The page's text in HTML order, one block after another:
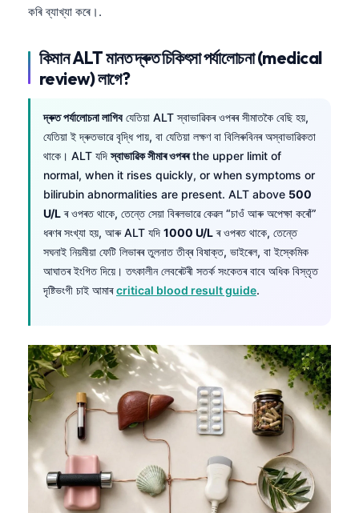
কৰি ব্যাখ্যা কৰে।.
কিমান ALT মানত দ্ৰুত চিকিৎসা পৰ্যালোচনা (medical
review) লাগে?
দ্ৰুত পৰ্যালোচনা লাগিব যেতিয়া ALT স্বাভাৱিকৰ ওপৰৰ সীমাতকৈ বেছি হয়,
যেতিয়া ই দ্ৰুতভাৱে বৃদ্ধি পায়, বা যেতিয়া লক্ষণ বা বিলিৰুবিনৰ অস্বাভাৱিকতা
থাকে। ALT যদিস্বাভাৱিক সীমাৰ ওপৰৰthe upper limit of
normal, when it rises quickly, or when symptoms or
bilirubin abnormalities are present. ALT above 500
U/Lৰ ওপৰত থাকে, তেন্তে সেয়া বিৰলভাৱে কেৱল “চাওঁ আৰু অপেক্ষা কৰোঁ”
ধৰণৰ সংখ্যা হয়, আৰু ALT যদি 1000 U/Lৰ ওপৰত থাকে, তেন্তে
সঘনাই নিয়মীয়া ফেটি লিভাৰৰ তুলনাত তীব্ৰ বিষাক্ত, ভাইৰেল, বা ইস্কেমিক
আঘাতৰ ইংগিত দিয়ে। তৎকালীন লেবৰেটৰী সতৰ্ক সংকেতৰ বাবে অধিক বিস্তৃত
দৃষ্টিভংগী চাই আমাৰcritical blood result guide.
Occitan
العربية المغربية
Afrikaans
Монгол
ພາສາລາວ
Basa Jawa
Кыргызча
Татар теле
Беларуская мова
Esperanto
Frysk
Ślōnskŏ gŏdka
Norsk bokmål